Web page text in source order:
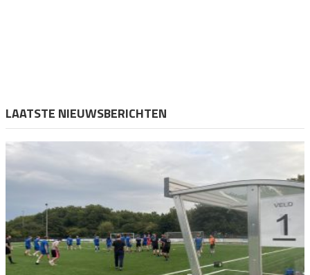
LAATSTE NIEUWSBERICHTEN